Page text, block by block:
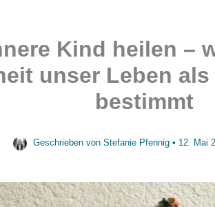
Kind heilen –
unser Leben als
bestimmt
Geschrieben von Stefanie Pfennig • 12. Mai